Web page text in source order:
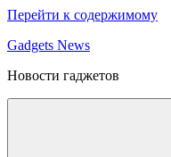
Перейти к содержимому
Gadgets News
Новости гаджетов